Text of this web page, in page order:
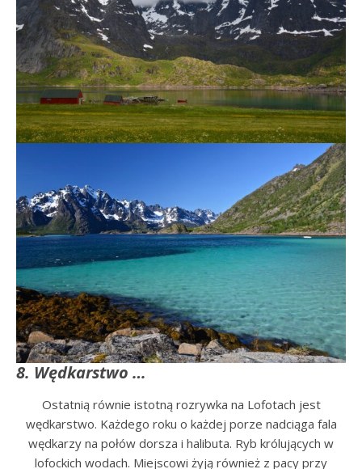
8. Wędkarstwo …
Ostatnią równie istotną rozrywka na Lofotach jest
wędkarstwo. Każdego roku o każdej porze nadciąga fala
wędkarzy na połów dorsza i halibuta. Ryb królujących w
lofockich wodach. Miejscowi żyją również z pacy przy